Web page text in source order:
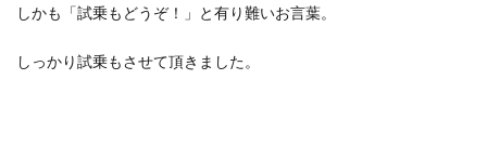
しかも「試乗もどうぞ！」と有り難いお言葉。
しっかり試乗もさせて頂きました。